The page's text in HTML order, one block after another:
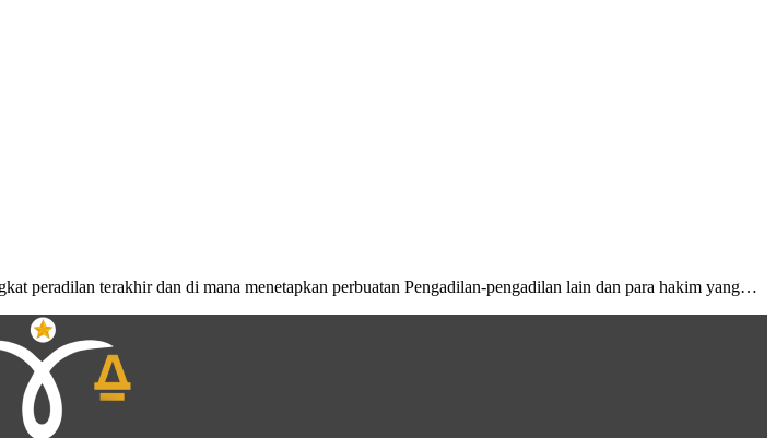
peradilan terakhir dan di mana menetapkan perbuatan Pengadilan-pengadilan lain dan para hakim yang…